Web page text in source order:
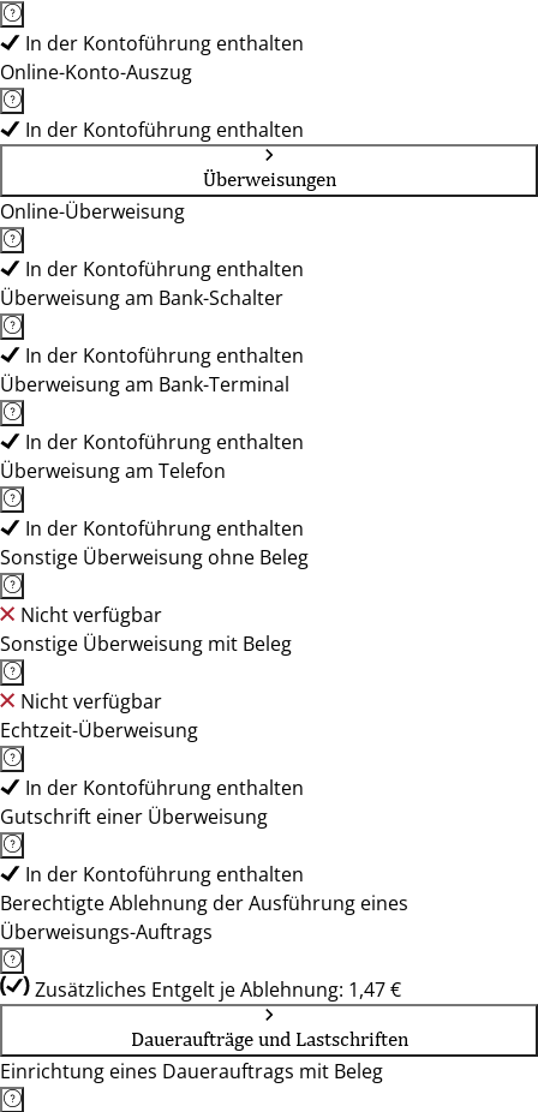
In der Kontoführung enthalten
Online-Konto-Auszug
In der Kontoführung enthalten
Überweisungen
Online-Überweisung
In der Kontoführung enthalten
Überweisung am Bank-Schalter
In der Kontoführung enthalten
Überweisung am Bank-Terminal
In der Kontoführung enthalten
Überweisung am Telefon
In der Kontoführung enthalten
Sonstige Überweisung ohne Beleg
Nicht verfügbar
Sonstige Überweisung mit Beleg
Nicht verfügbar
Echtzeit-Überweisung
In der Kontoführung enthalten
Gutschrift einer Überweisung
In der Kontoführung enthalten
Berechtigte Ablehnung der Ausführung eines
Überweisungs-Auftrags
Zusätzliches Entgelt je Ablehnung: 1,47 €
Daueraufträge und Lastschriften
Einrichtung eines Dauerauftrags mit Beleg